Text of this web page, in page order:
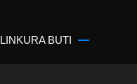
LINKURA BUTI